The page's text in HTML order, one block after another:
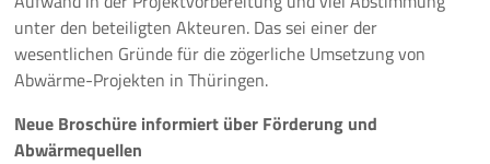
unter den beteiligten Akteuren. Das sei einer der
wesentlichen Gründe für die zögerliche Umsetzung von
Abwärme-Projekten in Thüringen.
Neue Broschüre informiert über Förderung und
Abwärmequellen